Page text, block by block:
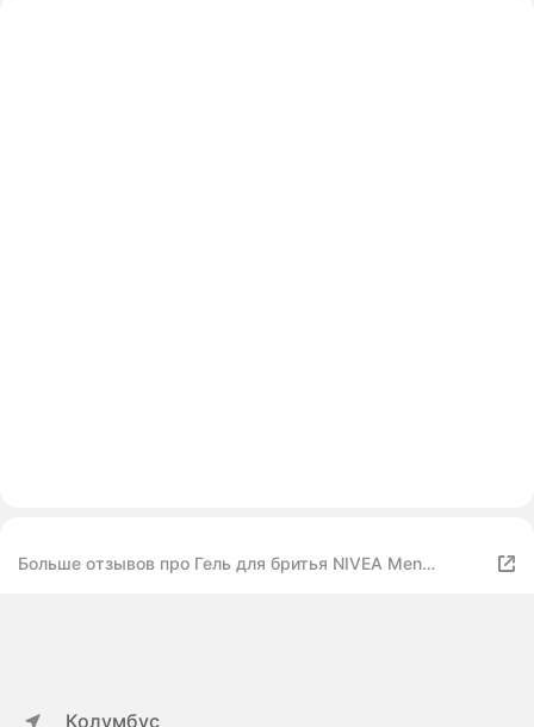
Больше отзывов про Гель для бритья NIVEA Men
Колумбус